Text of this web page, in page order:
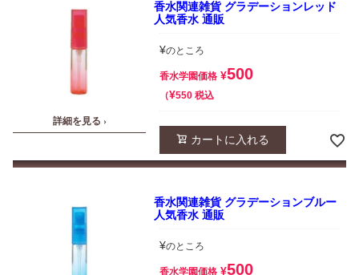
詳細を見る ›
香水関連雑貨 グラデーションレッド
人気香水 通販
¥のところ
香水学園価格 ¥500
¥550 税込
カートに入れる
香水関連雑貨 グラデーションブルー
人気香水 通販
¥のところ
香水学園価格 ¥500